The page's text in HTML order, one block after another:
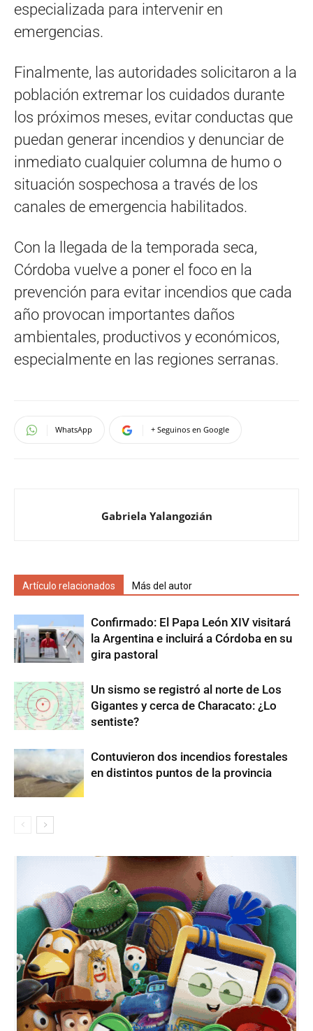
especializada para intervenir en
emergencias.
Finalmente, las autoridades solicitaron a la
población extremar los cuidados durante
los próximos meses, evitar conductas que
puedan generar incendios y denunciar de
inmediato cualquier columna de humo o
situación sospechosa a través de los
canales de emergencia habilitados.
Con la llegada de la temporada seca,
Córdoba vuelve a poner el foco en la
prevención para evitar incendios que cada
año provocan importantes daños
ambientales, productivos y económicos,
especialmente en las regiones serranas.
WhatsApp + Seguinos en Google
Gabriela Yalangozián
Artículo relacionados Más del autor
Confirmado: El Papa León XIV visitará
la Argentina e incluirá a Córdoba en su
gira pastoral
Un sismo se registró al norte de Los
Gigantes y cerca de Characato: ¿Lo
sentiste?
Contuvieron dos incendios forestales
en distintos puntos de la provincia